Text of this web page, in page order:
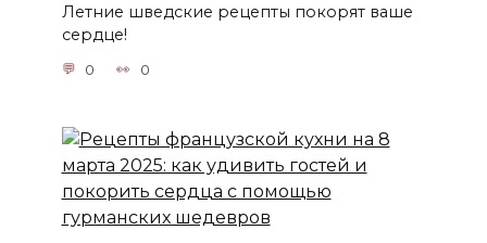
Летние шведские рецепты покорят ваше
сердце!
0 0